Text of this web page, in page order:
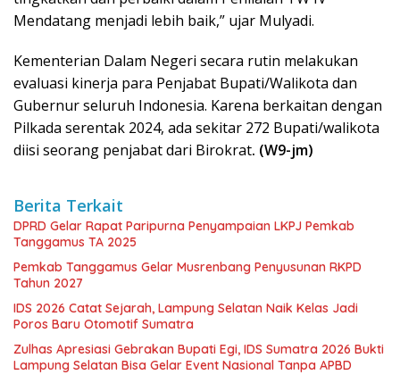
Mendatang menjadi lebih baik,” ujar Mulyadi.
Kementerian Dalam Negeri secara rutin melakukan
evaluasi kinerja para Penjabat Bupati/Walikota dan
Gubernur seluruh Indonesia. Karena berkaitan dengan
Pilkada serentak 2024, ada sekitar 272 Bupati/walikota
diisi seorang penjabat dari Birokrat. (W9-jm)
Berita Terkait
DPRD Gelar Rapat Paripurna Penyampaian LKPJ Pemkab
Tanggamus TA 2025
Pemkab Tanggamus Gelar Musrenbang Penyusunan RKPD
Tahun 2027
IDS 2026 Catat Sejarah, Lampung Selatan Naik Kelas Jadi
Poros Baru Otomotif Sumatra
Zulhas Apresiasi Gebrakan Bupati Egi, IDS Sumatra 2026 Bukti
Lampung Selatan Bisa Gelar Event Nasional Tanpa APBD